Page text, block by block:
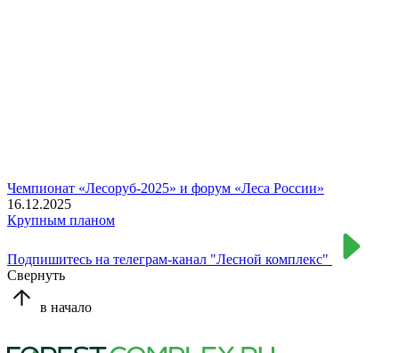
Чемпионат «Лесоруб-2025» и форум «Леса России»
16.12.2025
Крупным планом
Подпишитесь на телеграм-канал "Лесной комплекс"
Свернуть
в начало